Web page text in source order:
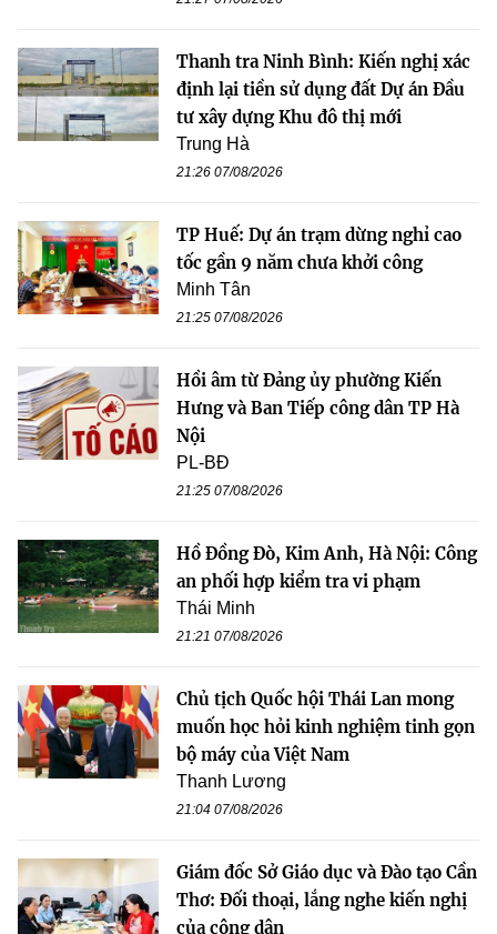
Thanh tra Ninh Bình: Kiến nghị xác
định lại tiền sử dụng đất Dự án Đầu
tư xây dựng Khu đô thị mới
Trung Hà
21:26 07/08/2026
TP Huế: Dự án trạm dừng nghỉ cao
tốc gần 9 năm chưa khởi công
Minh Tân
21:25 07/08/2026
Hồi âm từ Đảng ủy phường Kiến
Hưng và Ban Tiếp công dân TP Hà
Nội
PL-BĐ
21:25 07/08/2026
Hồ Đồng Đò, Kim Anh, Hà Nội: Công
an phối hợp kiểm tra vi phạm
Thái Minh
21:21 07/08/2026
Chủ tịch Quốc hội Thái Lan mong
muốn học hỏi kinh nghiệm tinh gọn
bộ máy của Việt Nam
Thanh Lương
21:04 07/08/2026
Giám đốc Sở Giáo dục và Đào tạo Cần
Thơ: Đối thoại, lắng nghe kiến nghị
của công dân